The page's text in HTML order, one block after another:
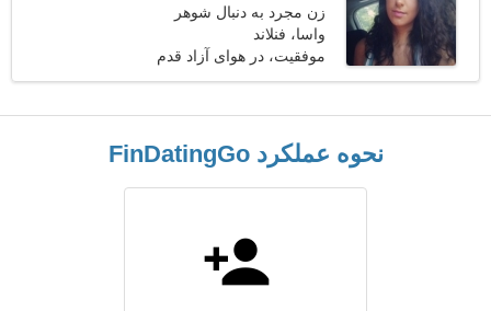
زن مجرد به دنبال شوهر
واسا، فنلاند
موفقیت، در هوای آزاد قدم
می زند
نحوه عملکرد FinDatingGo